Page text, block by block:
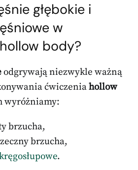
głębokie i
w
body?
odgrywają niezwykle ważną
ćwiczeniahollow
wyróżniamy:
brzucha,
brzucha,
.